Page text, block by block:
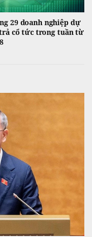
29 doanh nghiệp dự
cổ tức trong tuần từ